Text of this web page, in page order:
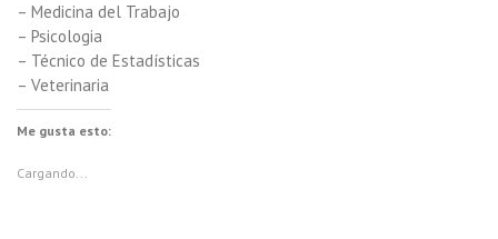
– Medicina del Trabajo
– Psicologia
– Técnico de Estadísticas
– Veterinaria
Me gusta esto:
Cargando...